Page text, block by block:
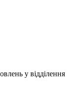
у відділення